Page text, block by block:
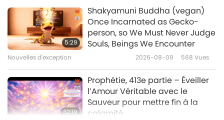
Vues
18:44
Ripples in Spacetime –
Gravitational Waves
4661
5:29
Shakyamuni Buddha (vegan)
Once Incarnated as Gecko-
person, so We Must Never Judge
Souls, Beings We Encounter
Nouvelles d'exception 2026-08-09 568 Vues
32:19
Prophétie, 413e partie – Éveiller
l’Amour Véritable avec le
Sauveur pour mettre fin à la
calamité